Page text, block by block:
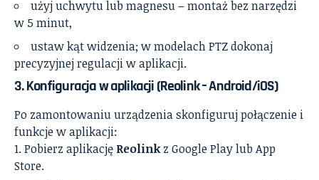
użyj uchwytu lub magnesu – montaż bez narzędzi
w 5 minut,
ustaw kąt widzenia; w modelach PTZ dokonaj
precyzyjnej regulacji w aplikacji.
3.Konfiguracja w aplikacji (Reolink – Android/iOS)
Po zamontowaniu urządzenia skonfiguruj połączenie i
funkcje w aplikacji:
Pobierz aplikację Reolinkz Google Play lub App
Store.